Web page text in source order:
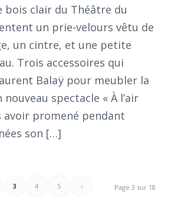
bois clair du Théâtre du
un prie-velours vêtu de
un cintre, et une petite
Trois accessoires qui
Balaÿ pour meubler la
nouveau spectacle « À l’air
avoir promené pendant
son […]
Page 3 sur 18
3 4 5 ›